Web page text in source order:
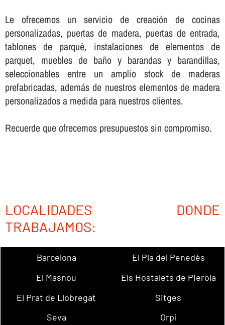
Le ofrecemos un servicio de creación de cocinas
personalizadas, puertas de madera, puertas de entrada,
tablones de parqué, instalaciones de elementos de
parquet, muebles de baño y barandas y barandillas,
seleccionables entre un amplio stock de maderas
prefabricadas, además de nuestros elementos de madera
personalizados a medida para nuestros clientes.
Recuerde que ofrecemos presupuestos sin compromiso.
LOCALIDADES DONDE
TRABAJAMOS:
Barcelona
El Pla del Penedès
El Masnou
Els Hostalets de Pierola
El Prat de Llobregat
Sitges
Seva
Orpí